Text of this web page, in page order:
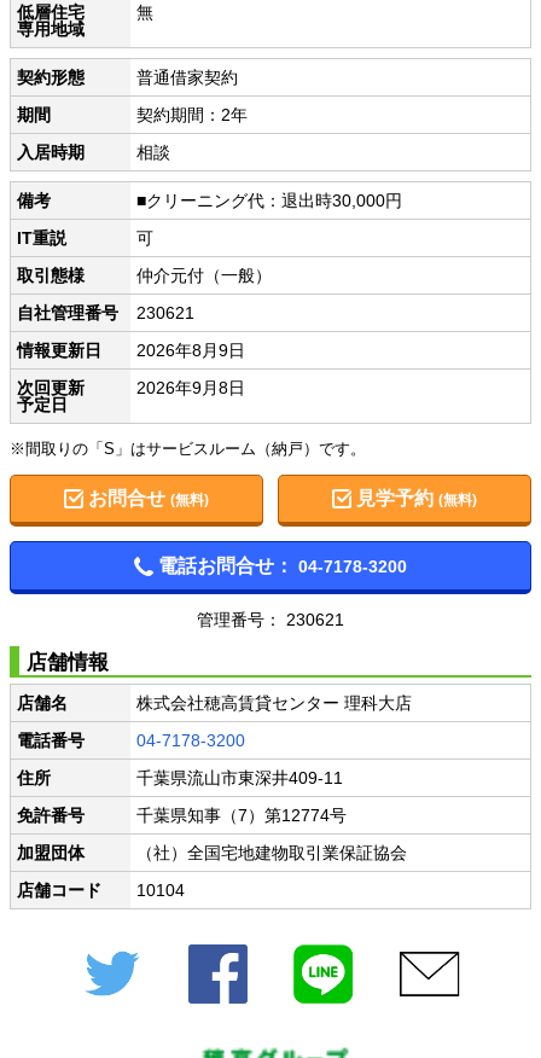
低層住宅
専用地域
無
契約形態
普通借家契約
期間
契約期間：2年
入居時期
相談
備考
■クリーニング代：退出時30,000円
IT重説
可
取引態様
仲介元付（一般）
自社管理番号
230621
情報更新日
2026年8月9日
次回更新
予定日
2026年9月8日
※間取りの「S」はサービスルーム（納戸）です。
お問合せ (無料) 見学予約(無料)
電話お問合せ： 04-7178-3200
管理番号： 230621
店舗情報
店舗名
株式会社穂高賃貸センター 理科大店
電話番号
04-7178-3200
住所
千葉県流山市東深井409-11
免許番号
千葉県知事（7）第12774号
加盟団体
（社）全国宅地建物取引業保証協会
店舗コード
10104
Twitter Facebook